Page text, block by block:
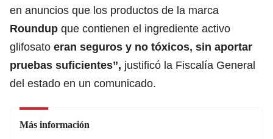
en anuncios que los productos de la marca
Roundup que contienen el ingrediente activo
glifosato eran seguros y no tóxicos, sin aportar
pruebas suficientes”, justificó la Fiscalía General
del estado en un comunicado.
Más información